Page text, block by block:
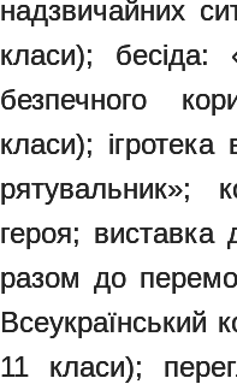
надзвичайних
класи); бесіда:
безпечного
класи);
рятувальник»;
героя; виставка
разом до
Всеукраїнський
11 класи);